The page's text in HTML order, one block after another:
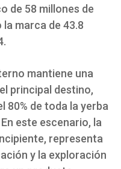
de 58 millones de
marca de 43.8
mantiene una
principal destino,
80% de toda la yerba
este escenario, la
representa
y la exploración